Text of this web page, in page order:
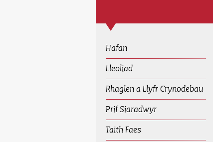
Hafan
Lleoliad
Rhaglen a Llyfr Crynodebau
Prif Siaradwyr
Taith Faes